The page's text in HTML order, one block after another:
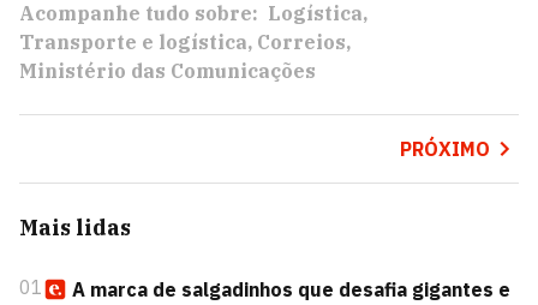
Acompanhe tudo sobre: Logística
Transporte e logística Correios
Ministério das Comunicações
PRÓXIMO
Mais lidas
01
A marca de salgadinhos que desafia gigantes e